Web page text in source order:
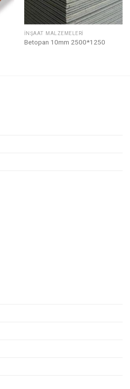
İNŞAAT MALZEMELERI
Betopan 10mm 2500*1250